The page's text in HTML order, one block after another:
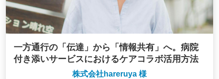
一方通行の「伝達」から「情報共有」へ。病院
付き添いサービスにおけるケアコラボ活用方法
株式会社hareruya 様